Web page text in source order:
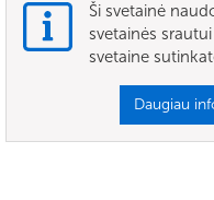
Ši svetainė
svetainės
svetaine
Daugiau